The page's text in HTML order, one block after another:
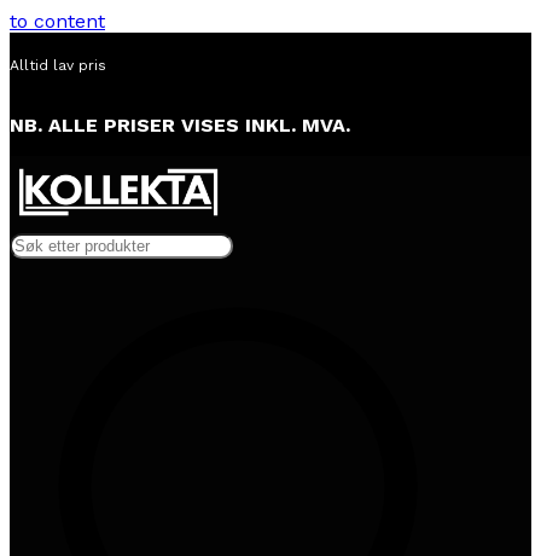
to content
Alltid lav pris
NB. ALLE PRISER VISES INKL. MVA.